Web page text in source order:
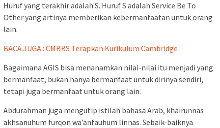
Huruf yang terakhir adalah S. Huruf S adalah Service Be To
Other yang artinya memberikan kebermanfaatan untuk orang
lain.
BACA JUGA : CMBBS Terapkan Kurikulum Cambridge
Bagaimana AGIS bisa menanamkan nilai-nilai itu menjadi yang
bermanfaat, bukan hanya bermanfaat untuk dirinya sendiri,
tetapi juga bermanfaat untuk orang lain.
Abdurahman juga mengutip istilah bahasa Arab, khairunnas
akhsanuhum furqon wa’anfauhum linnas. Sebaik-baiknya